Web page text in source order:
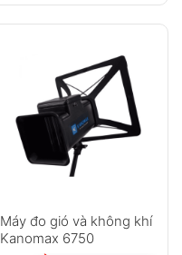
Máy đo gió và không khí
Kanomax 6750